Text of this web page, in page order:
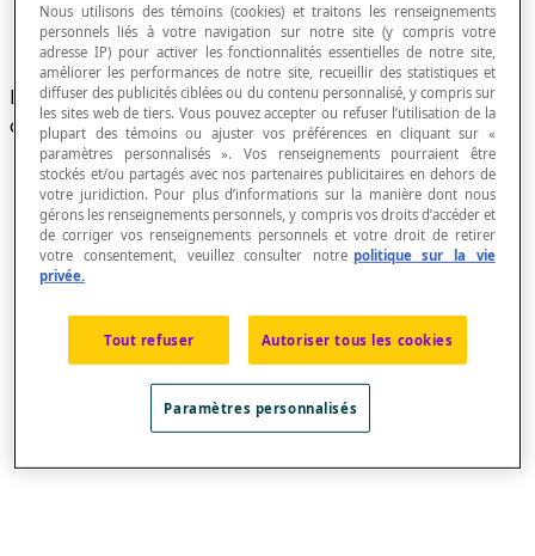
Mathématicienne et philosophe grecque
d'Alexandrie.
Nous utilisons des témoins (cookies) et traitons les renseignements
personnels liés à votre navigation sur notre site (y compris votre
adresse IP) pour activer les fonctionnalités essentielles de notre site,
améliorer les performances de notre site, recueillir des statistiques et
diffuser des publicités ciblées ou du contenu personnalisé, y compris sur
les sites web de tiers. Vous pouvez accepter ou refuser l’utilisation de la
plupart des témoins ou ajuster vos préférences en cliquant sur «
paramètres personnalisés ». Vos renseignements pourraient être
stockés et/ou partagés avec nos partenaires publicitaires en dehors de
votre juridiction. Pour plus d’informations sur la manière dont nous
gérons les renseignements personnels, y compris vos droits d’accéder et
de corriger vos renseignements personnels et votre droit de retirer
votre consentement, veuillez consulter notre politique sur la vie
privée.
Tout refuser Autoriser tous les cookies
Paramètres personnalisés